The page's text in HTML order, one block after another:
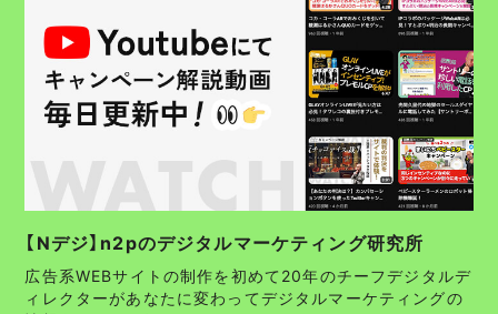
【Nデジ】n2pのデジタルマーケティング研究所
広告系WEBサイトの制作を初めて20年のチーフデジタルデ
ィレクターがあなたに変わってデジタルマーケティングの